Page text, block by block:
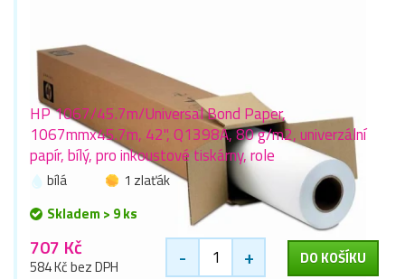
HP 1067/45.7m/Universal Bond Paper,
1067mmx45.7m, 42", Q1398A, 80 g/m2, univerzální
papír, bílý, pro inkoustové tiskárny, role
bílá
1 zlaťák
Skladem > 9 ks
707 Kč
584 Kč bez DPH - + DO KOŠÍKU